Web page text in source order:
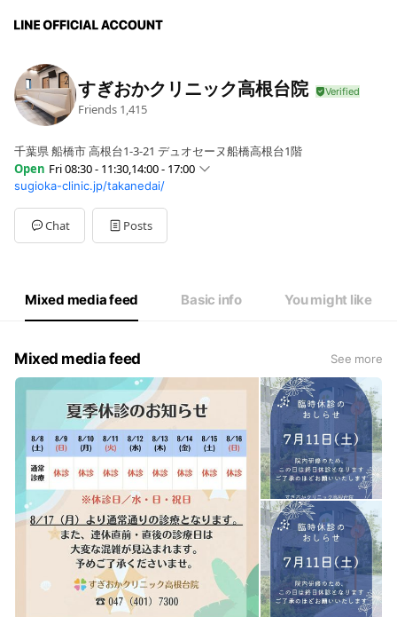
すぎおかクリニック高根台院
Friends 1,415
千葉県 船橋市 高根台1-3-21 デュオセーヌ船橋高根台1階
Open Fri 08:30 - 11:30,14:00 - 17:00
SunClosed
Mon08:30 - 11:30,14:00 - 17:00
Tue08:30 - 11:30,14:00 - 17:00
WedClosed
08:30 - 12:30
水曜日、土曜日午後、日曜日、祝日は休診となります。
sugioka-clinic.jp/takanedai/
Chat Posts
Mixed media feed Basic info You might like
Mixed media feed See more